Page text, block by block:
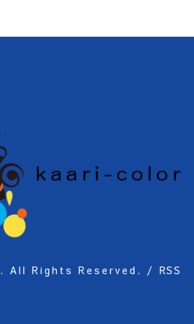
. All Rights Reserved. /RSS